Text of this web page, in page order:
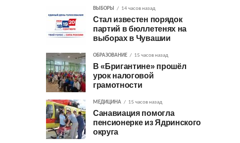
ВЫБОРЫ 14 часов назад
Стал известен порядок
партий в бюллетенях на
выборах в Чувашии
ОБРАЗОВАНИЕ 15 часов назад
В «Бригантине» прошёл
урок налоговой
грамотности
МЕДИЦИНА 15 часов назад
Санавиация помогла
пенсионерке из Ядринского
округа